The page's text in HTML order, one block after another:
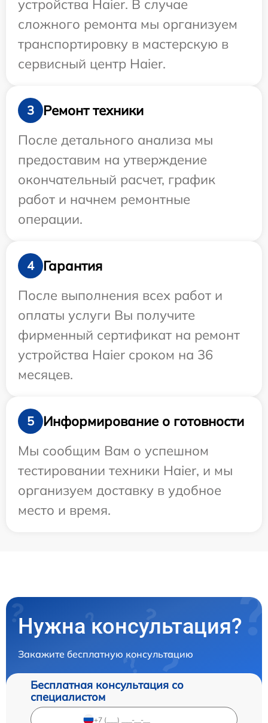
устройства Haier. В случае
сложного ремонта мы организуем
транспортировку в мастерскую в
сервисный центр Haier.
3
Ремонт техники
После детального анализа мы
предоставим на утверждение
окончательный расчет, график
работ и начнем ремонтные
операции.
4
Гарантия
После выполнения всех работ и
оплаты услуги Вы получите
фирменный сертификат на ремонт
устройства Haier сроком на 36
месяцев.
5
Информирование о готовности
Мы сообщим Вам о успешном
тестировании техники Haier, и мы
организуем доставку в удобное
место и время.
Нужна консультация?
Закажите бесплатную консультацию
Бесплатная консультация со
специалистом